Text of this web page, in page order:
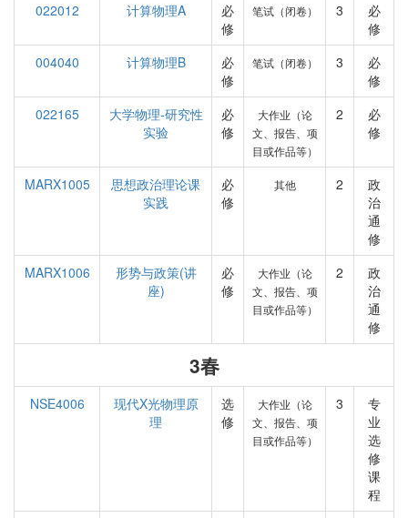
022012
计算物理A
必
修
笔试（闭卷） 3
必
修
004040
计算物理B
必
修
笔试（闭卷） 3
必
修
022165
大学物理-研究性
实验
必
修
大作业（论
文、报告、项
目或作品等）
2
必
修
MARX1005
思想政治理论课
实践
必
修
其他 2
政
治
通
修
MARX1006
形势与政策(讲
座)
必
修
大作业（论
文、报告、项
目或作品等）
2
政
治
通
修
3春
NSE4006
现代X光物理原
理
选
修
大作业（论
文、报告、项
目或作品等）
3
专
业
选
修
课
程